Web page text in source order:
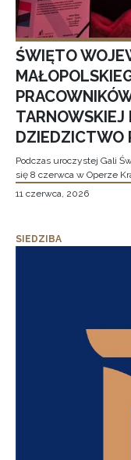
ŚWIĘTO
TARNOWSKIEJ
DZIEDZICTWO
Podczas uroczystej Gali
się 8 czerwca w Operze
11 czerwca, 2026
SIEDZIBA